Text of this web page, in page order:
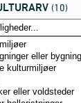
(10)